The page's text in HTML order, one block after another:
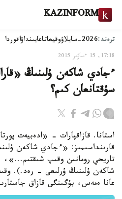
KAZINFORM
ترەند:2026-سايلاۋ وقيعاتاعايىنداۋاقوردا
17:18, 15 ءساۋىر 2015
ءجادي شاكەن ۇلىنىڭ
سۇقتانعان كىم؟
استانا. قازاقپارات - «ادەبيەت
قارىنداسىمىز: «ءجادي شاكەن
تاريحي رومانىن وقىپ
شاكەن ۇلىنىڭ ۇرلىعى - رەد.).
عانا ەمەس، بۇگىنگى قازاق